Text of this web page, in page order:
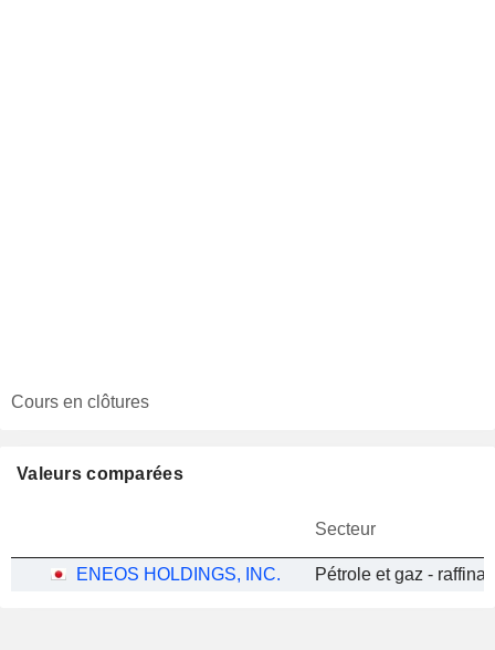
Cours en clôtures
Valeurs comparées
Secteur
ENEOS HOLDINGS, INC.